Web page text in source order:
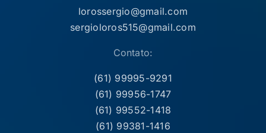
lorossergio@gmail.com
sergioloros515@gmail.com
Contato:
(61) 99995-9291
(61) 99956-1747
(61) 99552-1418
(61) 99381-1416